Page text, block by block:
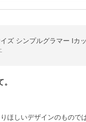
ほしいデザインのもので